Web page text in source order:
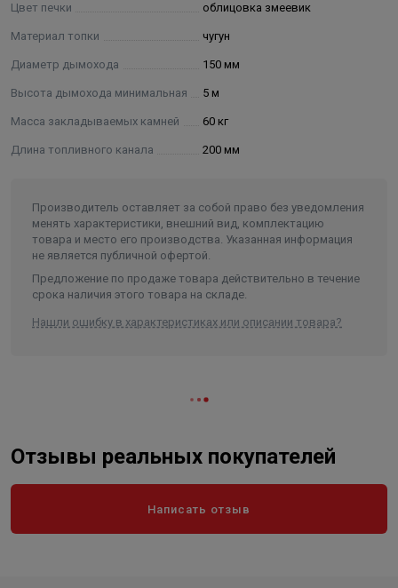
Цвет печки облицовка змеевик
Материал топки чугун
Диаметр дымохода 150 мм
Высота дымохода минимальная 5 м
Масса закладываемых камней 60 кг
Длина топливного канала 200 мм
Производитель оставляет за собой право без уведомления
менять характеристики, внешний вид, комплектацию
товара и место его производства. Указанная информация
не является публичной офертой.
Предложение по продаже товара действительно в течение
срока наличия этого товара на складе.
Нашли ошибку в характеристиках или описании товара?
Отзывы реальных покупателей
Написать отзыв